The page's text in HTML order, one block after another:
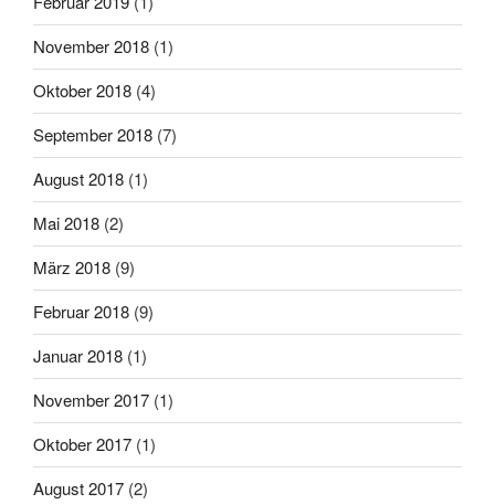
November 2018 (1)
Oktober 2018 (4)
September 2018 (7)
August 2018 (1)
Mai 2018 (2)
März 2018 (9)
Februar 2018 (9)
Januar 2018 (1)
November 2017 (1)
Oktober 2017 (1)
August 2017 (2)